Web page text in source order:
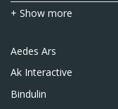
+ Show more
Aedes Ars
Ak Interactive
Bindulin